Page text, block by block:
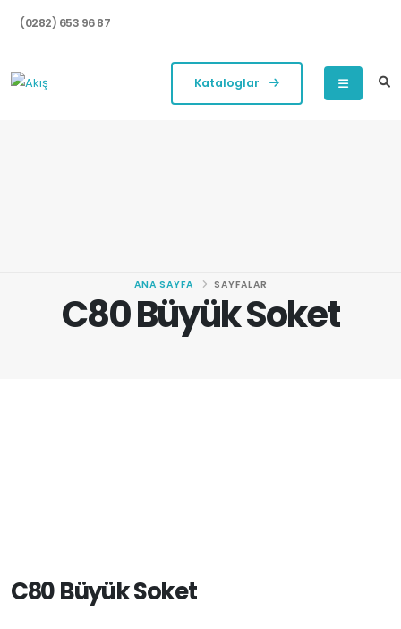
(0282) 653 96 87
Kataloglar
C80 Büyük Soket
ANA SAYFA SAYFALAR
C80 Büyük Soket